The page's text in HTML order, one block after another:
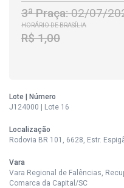
3ª Praça:02/07/
HORÁRIO DE BRASÍLIA
R$ 1,00
Lote | Número
J124000 | Lote 16
Localização
Rodovia BR 101, 6628, Estr.
Vara
Vara Regional de Falências,
Comarca da Capital/SC